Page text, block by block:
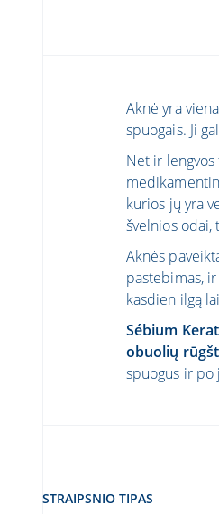
Aknė yra
spuogais. Ji
Net ir
kurios jų yra
švelnios odai,
Aknės
pastebimas, ir
kasdien ilgą
Sébium
obuolių
spuogus ir po
STRAIPSNIO TIPAS